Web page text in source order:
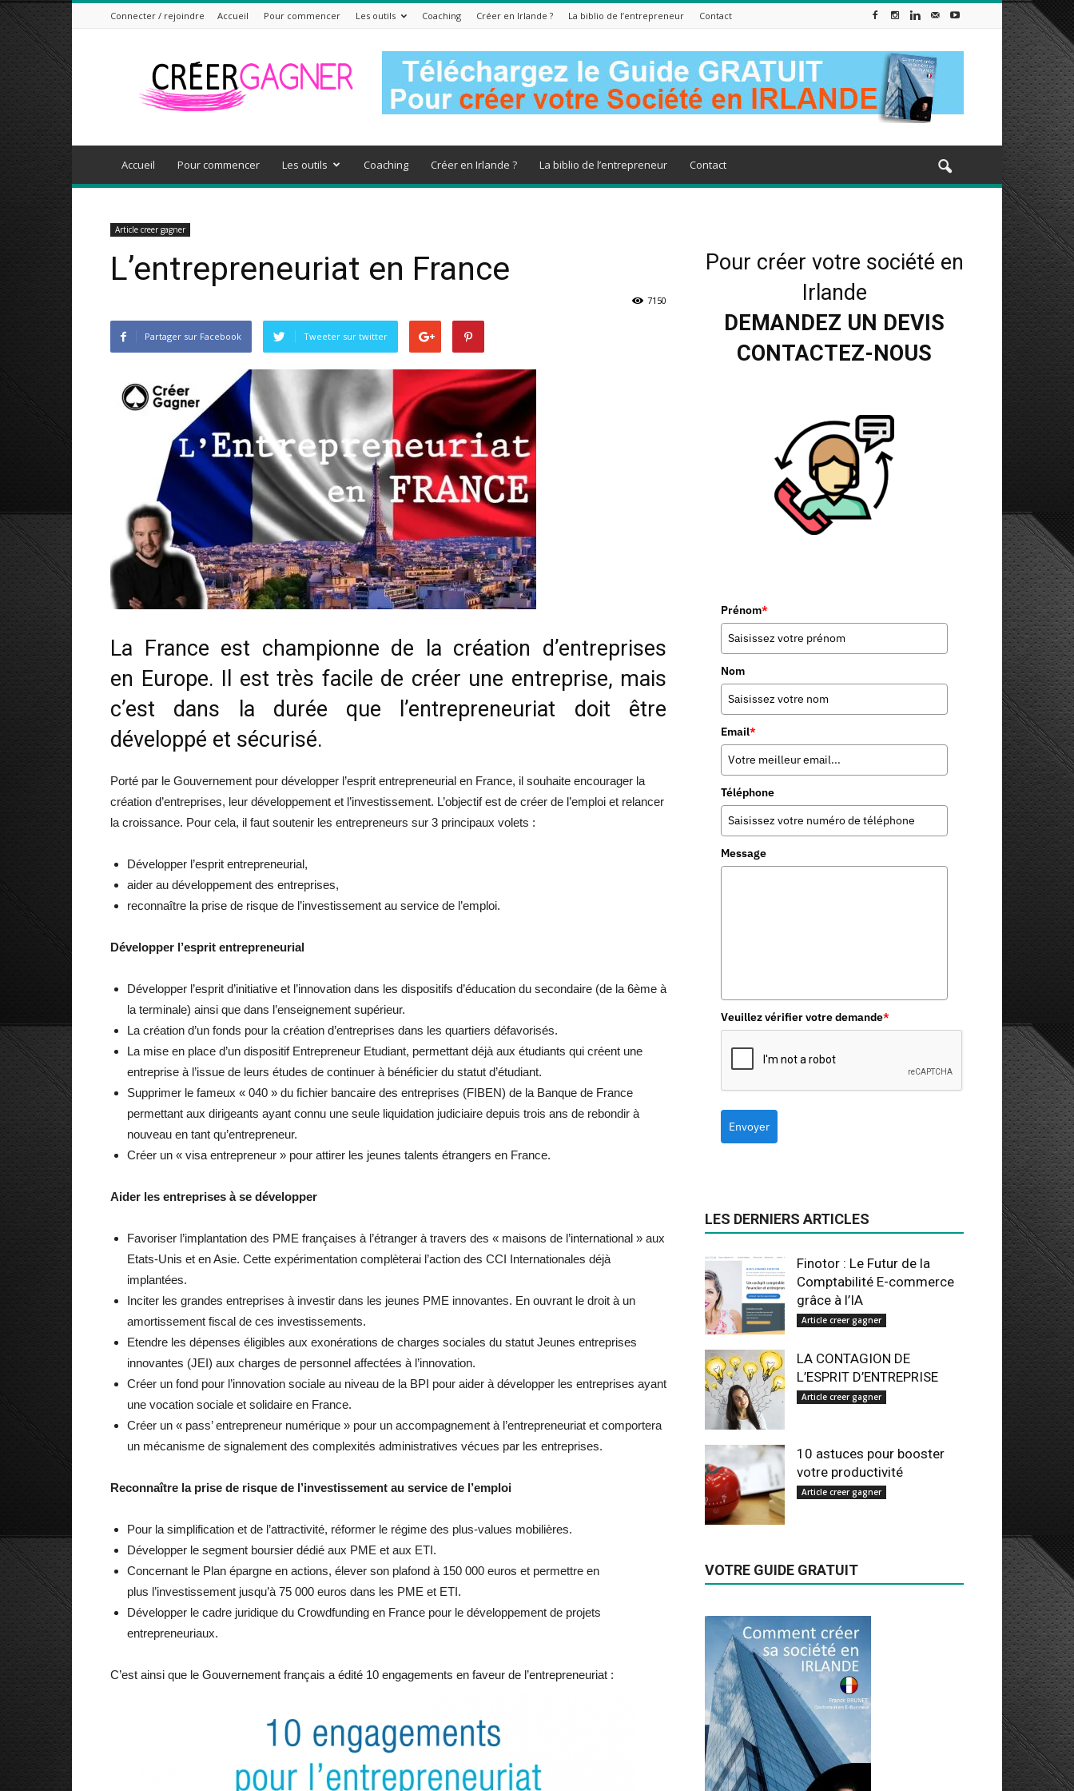
Connecter / rejoindre Accueil Pour commencer Les outils Coaching Créer en Irlande ? La biblio de l’entrepreneur Contact
Gagner
Accueil Pour commencer Les outils Coaching Créer en Irlande ? La biblio de l’entrepreneur Contact
Article creer gagner
L’entrepreneuriat en France
7150
Partager sur Facebook Tweeter sur twitter
La France est championne de la création d’entreprises
en Europe. Il est très facile de créer une entreprise, mais
c’est dans la durée que l’entrepreneuriat doit être
développé et sécurisé.
Porté par le Gouvernement pour développer l’esprit entrepreneurial en France, il souhaite encourager la
création d’entreprises, leur développement et l’investissement. L’objectif est de créer de l’emploi et relancer
la croissance. Pour cela, il faut soutenir les entrepreneurs sur 3 principaux volets :
Développer l’esprit entrepreneurial,
aider au développement des entreprises,
reconnaître la prise de risque de l’investissement au service de l’emploi.
Développer l’esprit entrepreneurial
Développer l’esprit d’initiative et l’innovation dans les dispositifs d’éducation du secondaire (de la 6ème à
la terminale) ainsi que dans l’enseignement supérieur.
La création d’un fonds pour la création d’entreprises dans les quartiers défavorisés.
La mise en place d’un dispositif Entrepreneur Etudiant, permettant déjà aux étudiants qui créent une
entreprise à l’issue de leurs études de continuer à bénéficier du statut d’étudiant.
Supprimer le fameux « 040 » du fichier bancaire des entreprises (FIBEN) de la Banque de France
permettant aux dirigeants ayant connu une seule liquidation judiciaire depuis trois ans de rebondir à
nouveau en tant qu’entrepreneur.
Créer un « visa entrepreneur » pour attirer les jeunes talents étrangers en France.
Aider les entreprises à se développer
Favoriser l’implantation des PME françaises à l’étranger à travers des « maisons de l’international » aux
Etats-Unis et en Asie. Cette expérimentation complèterai l’action des CCI Internationales déjà
implantées.
Inciter les grandes entreprises à investir dans les jeunes PME innovantes. En ouvrant le droit à un
amortissement fiscal de ces investissements.
Etendre les dépenses éligibles aux exonérations de charges sociales du statut Jeunes entreprises
innovantes (JEI) aux charges de personnel affectées à l’innovation.
Créer un fond pour l’innovation sociale au niveau de la BPI pour aider à développer les entreprises ayant
une vocation sociale et solidaire en France.
Créer un « pass’ entrepreneur numérique » pour un accompagnement à l’entrepreneuriat et comportera
un mécanisme de signalement des complexités administratives vécues par les entreprises.
Reconnaître la prise de risque de l’investissement au service de l’emploi
Pour la simplification et de l’attractivité, réformer le régime des plus-values mobilières.
Développer le segment boursier dédié aux PME et aux ETI.
Concernant le Plan épargne en actions, élever son plafond à 150 000 euros et permettre en
plus l’investissement jusqu’à 75 000 euros dans les PME et ETI.
Développer le cadre juridique du Crowdfunding en France pour le développement de projets
entrepreneuriaux.
C’est ainsi que le Gouvernement français a édité 10 engagements en faveur de l’entrepreneuriat :
Pour créer votre société en
Irlande
DEMANDEZ UN DEVIS
CONTACTEZ-NOUS
Prénom*
Nom
Email*
Téléphone
Message
Veuillez vérifier votre demande*
Envoyer
LES DERNIERS ARTICLES
Finotor : Le Futur de la
Comptabilité E-commerce
grâce à l’IA
Article creer gagner
LA CONTAGION DE
L’ESPRIT D’ENTREPRISE
Article creer gagner
10 astuces pour booster
votre productivité
Article creer gagner
VOTRE GUIDE GRATUIT